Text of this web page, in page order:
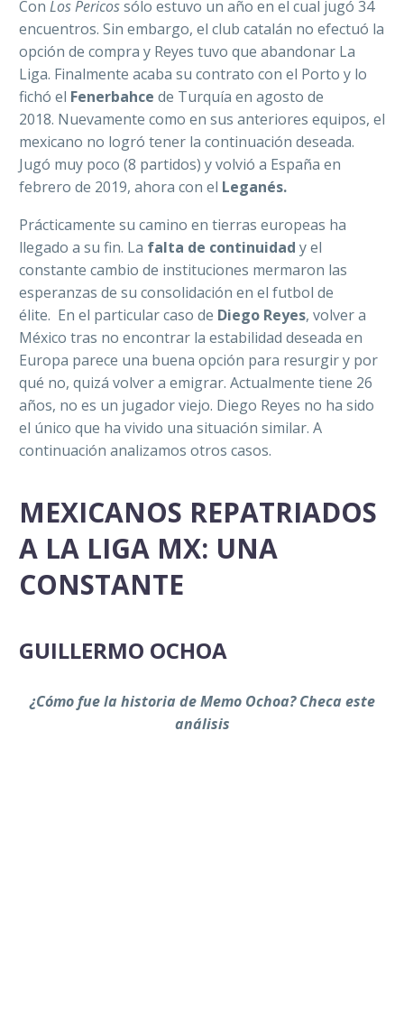
Con Los Pericossólo estuvo un año en el cual jugó 34
encuentros. Sin embargo, el club catalán no efectuó la
opción de compra y Reyes tuvo que abandonar La
Liga. Finalmente acaba su contrato con el Porto y lo
fichó el Fenerbahce de Turquía en agosto de
2018. Nuevamente como en sus anteriores equipos, el
mexicano no logró tener la continuación deseada.
Jugó muy poco (8 partidos) y volvió a España en
febrero de 2019, ahora con el Leganés.
Prácticamente su camino en tierras europeas ha
llegado a su fin. La falta de continuidad y el
constante cambio de instituciones mermaron las
esperanzas de su consolidación en el futbol de
élite. En el particular caso de Diego Reyes, volver a
México tras no encontrar la estabilidad deseada en
Europa parece una buena opción para resurgir y por
qué no, quizá volver a emigrar. Actualmente tiene 26
años, no es un jugador viejo. Diego Reyes no ha sido
el único que ha vivido una situación similar. A
continuación analizamos otros casos.
MEXICANOS REPATRIADOS
A LA LIGA MX: UNA
CONSTANTE
GUILLERMO OCHOA
¿Cómo fue la historia de Memo Ochoa? Checa este
análisis